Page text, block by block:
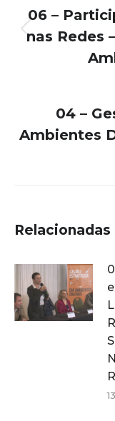
de
post:
06 –
nas Redes
04 –
Ambientes
Relacionadas